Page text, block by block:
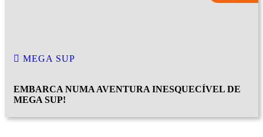
MEGA SUP
EMBARCA NUMA AVENTURA INESQUECÍVEL DE
MEGA SUP!